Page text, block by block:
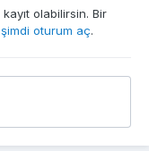
olabilirsin. Bir
şimdi oturum aç.